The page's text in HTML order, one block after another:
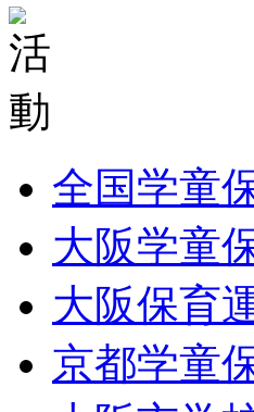
全国学童
大阪学童
大阪保育
京都学童